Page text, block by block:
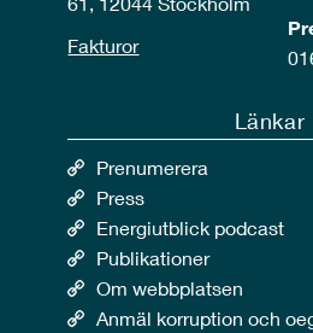
Fakturor
Länkar
Prenumerera
Press
Energiutblick podcast
Publikationer
Om webbplatsen
Anmäl korruption och